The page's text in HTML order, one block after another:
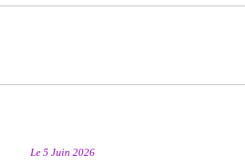
Le 5 Juin 2026